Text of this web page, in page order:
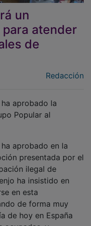
un
atender
de
Popular al
presentada por el
ilegal de
ha insistido en
en esta
de forma muy
de hoy en España
ocupadas, y